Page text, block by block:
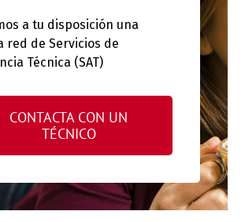
a tu disposición una
red de Servicios de
Técnica (SAT)
CONTACTA CON UN
TÉCNICO